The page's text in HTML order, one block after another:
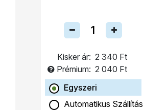
Kisker ár: 2 340 Ft
Prémium: 2 040 Ft
Egyszeri
Automatikus Szállítás